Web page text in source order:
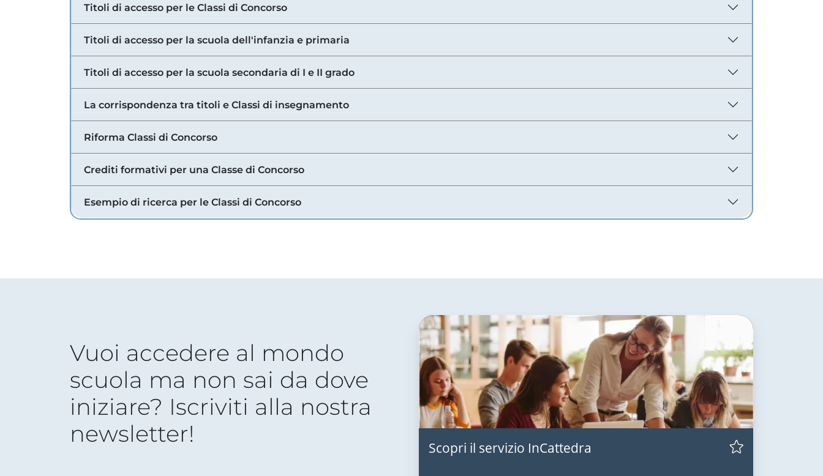
Titoli di accesso per le Classi di Concorso
Titoli di accesso per la scuola dell'infanzia e primaria
Titoli di accesso per la scuola secondaria di I e II grado
La corrispondenza tra titoli e Classi di insegnamento
Riforma Classi di Concorso
Crediti formativi per una Classe di Concorso
Esempio di ricerca per le Classi di Concorso
Vuoi accedere al mondo
scuola ma non sai da dove
iniziare? Iscriviti alla nostra
newsletter!
Scopri il servizio InCattedra